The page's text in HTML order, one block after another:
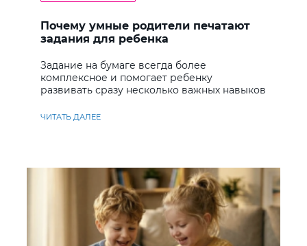
Почему умные родители печатают
задания для ребенка
Задание на бумаге всегда более
комплексное и помогает ребенку
развивать сразу несколько важных навыков
ЧИТАТЬ ДАЛЕЕ